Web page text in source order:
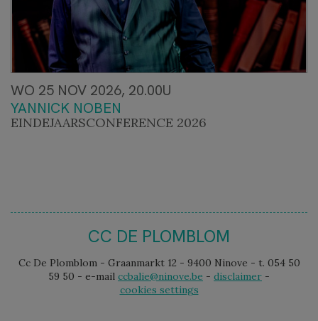
WO 25 NOV 2026, 20.00U
YANNICK NOBEN
EINDEJAARSCONFERENCE 2026
CC DE PLOMBLOM
Cc De Plomblom - Graanmarkt 12 - 9400 Ninove - t. 054 50
59 50 - e-mail ccbalie@ninove.be - disclaimer -
cookies settings